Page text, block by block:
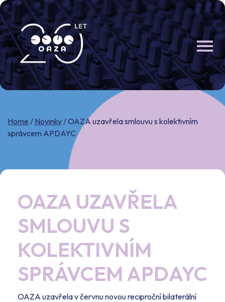
Skip
to
content
Home / Novinky/OAZA uzavřela smlouvu s kolektivním
správcem APDAYC
OAZA UZAVŘELA
SMLOUVU S
KOLEKTIVNÍM
SPRÁVCEM APDAYC
OAZA uzavřela v červnu novou reciproční bilaterální